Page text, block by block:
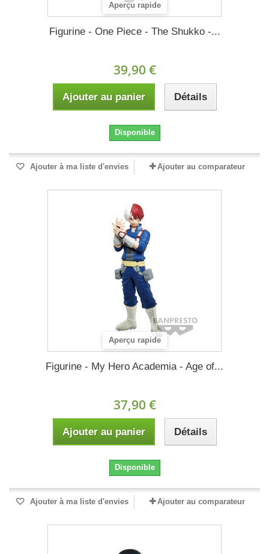
Aperçu rapide
Figurine - One Piece - The Shukko -...
39,90 €
Ajouter au panier Détails
Disponible
Ajouter à ma liste d'envies Ajouter au comparateur
Aperçu rapide
Figurine - My Hero Academia - Age of...
37,90 €
Ajouter au panier Détails
Disponible
Ajouter à ma liste d'envies Ajouter au comparateur